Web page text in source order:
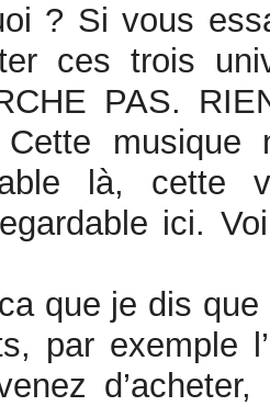
? Si vous
ces trois
PAS.
musique
là, cette
ici.
que je dis
par exemple
d’acheter,